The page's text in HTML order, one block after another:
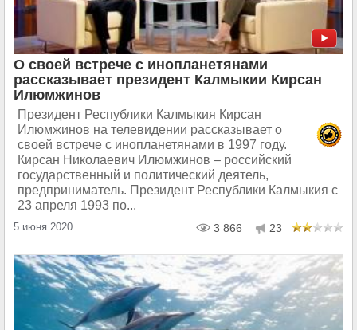
О своей встрече с инопланетянами
рассказывает президент Калмыкии Кирсан
Илюмжинов
Президент Республики Калмыкия Кирсан
Илюмжинов на телевидении рассказывает о
своей встрече с инопланетянами в 1997 году.
Кирсан Николаевич Илюмжинов – российский
государственный и политический деятель,
предприниматель. Президент Республики Калмыкия с
23 апреля 1993 по...
5 июня 2020 3 866 23